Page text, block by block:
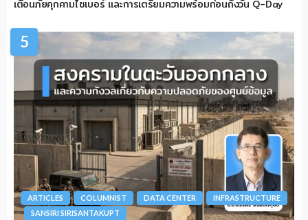
เตือนภัยคุกคามไซเบอร์ และการเตรียมความพร้อมก่อนถึงวัน Q-Day
5
ARTICLES COLUMNIST DATA CENTER
INFRASTRUCTURE
SANSIRI SIRISANTAKUPT